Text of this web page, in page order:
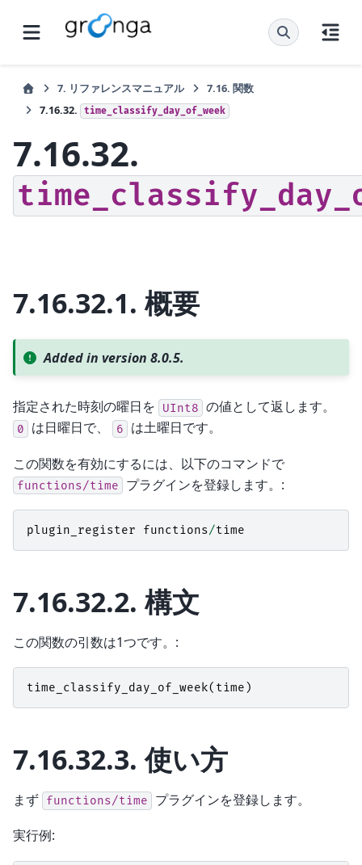
7. リファレンスマニュアル 7.16. 関数
7.16.32.
time_classify_day_of_week
7.16.32.
7.16.32.1.概要
Added in version 8.0.5.
指定された時刻の曜日を UInt8 の値として返します。
0 は日曜日で、 6 は土曜日です。
この関数を有効にするには、以下のコマンドで
functions/time プラグインを登録します。:
plugin_register functions/time
7.16.32.2. 構文
この関数の引数は1つです。:
time_classify_day_of_week( time )
7.16.32.3.使い方
まず functions/time プラグインを登録します。
実行例: